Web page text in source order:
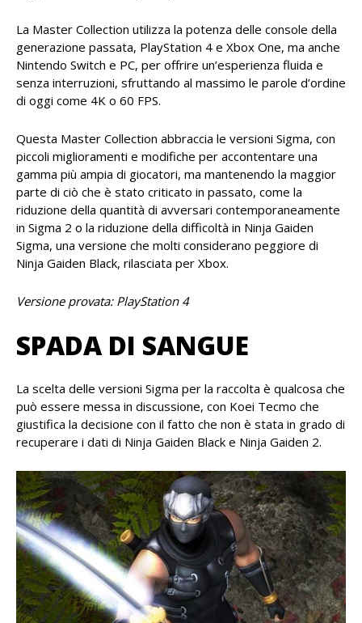
La Master Collection utilizza la potenza delle console della
generazione passata, PlayStation 4 e Xbox One, ma anche
Nintendo Switch e PC, per offrire un’esperienza fluida e
senza interruzioni, sfruttando al massimo le parole d’ordine
di oggi come 4K o 60 FPS.
Questa Master Collection abbraccia le versioni Sigma, con
piccoli miglioramenti e modifiche per accontentare una
gamma più ampia di giocatori, ma mantenendo la maggior
parte di ciò che è stato criticato in passato, come la
riduzione della quantità di avversari contemporaneamente
in Sigma 2 o la riduzione della difficoltà in Ninja Gaiden
Sigma, una versione che molti considerano peggiore di
Ninja Gaiden Black, rilasciata per Xbox.
Versione provata: PlayStation 4
SPADA DI SANGUE
La scelta delle versioni Sigma per la raccolta è qualcosa che
può essere messa in discussione, con Koei Tecmo che
giustifica la decisione con il fatto che non è stata in grado di
recuperare i dati di Ninja Gaiden Black e Ninja Gaiden 2.